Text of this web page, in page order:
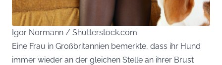
Igor Normann / Shutterstock.com
Eine Frau in Großbritannien bemerkte, dass ihr Hund
immer wieder an der gleichen Stelle an ihrer Brust